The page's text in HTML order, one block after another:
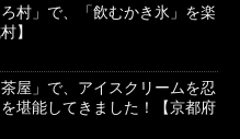
村」で、「飲むかき氷」を楽
】
屋」で、アイスクリームを忍
堪能してきました！【京都府